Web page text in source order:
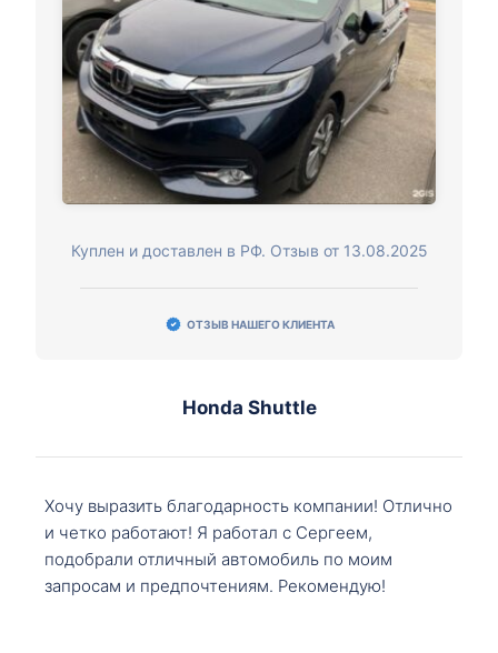
Куплен и доставлен в РФ. Отзыв от 13.08.2025
ОТЗЫВ НАШЕГО КЛИЕНТА
Honda Shuttle
Хочу выразить благодарность компании! Отлично
и четко работают! Я работал с Сергеем,
подобрали отличный автомобиль по моим
запросам и предпочтениям. Рекомендую!